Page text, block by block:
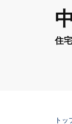
住
トッ